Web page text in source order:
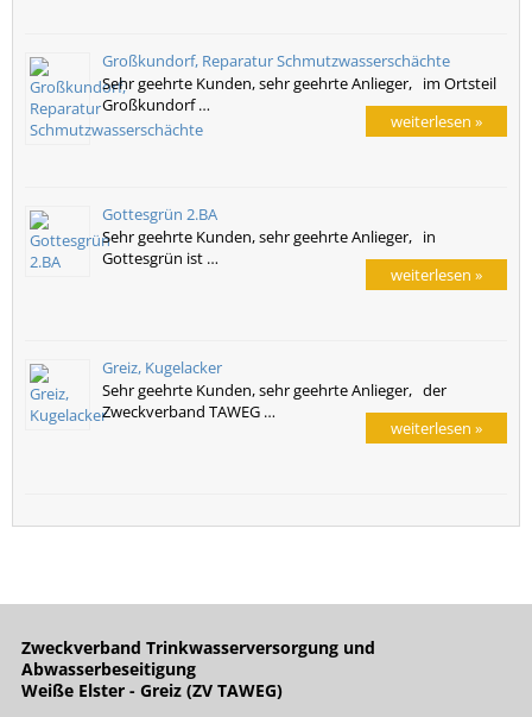
Großkundorf, Reparatur Schmutzwasserschächte
Sehr geehrte Kunden, sehr geehrte Anlieger, im Ortsteil
Großkundorf …
weiterlesen »
Gottesgrün 2.BA
Sehr geehrte Kunden, sehr geehrte Anlieger, in
Gottesgrün ist …
weiterlesen »
Greiz, Kugelacker
Sehr geehrte Kunden, sehr geehrte Anlieger, der
Zweckverband TAWEG …
weiterlesen »
Zweckverband Trinkwasserversorgung und
Abwasserbeseitigung
Weiße Elster - Greiz (ZV TAWEG)